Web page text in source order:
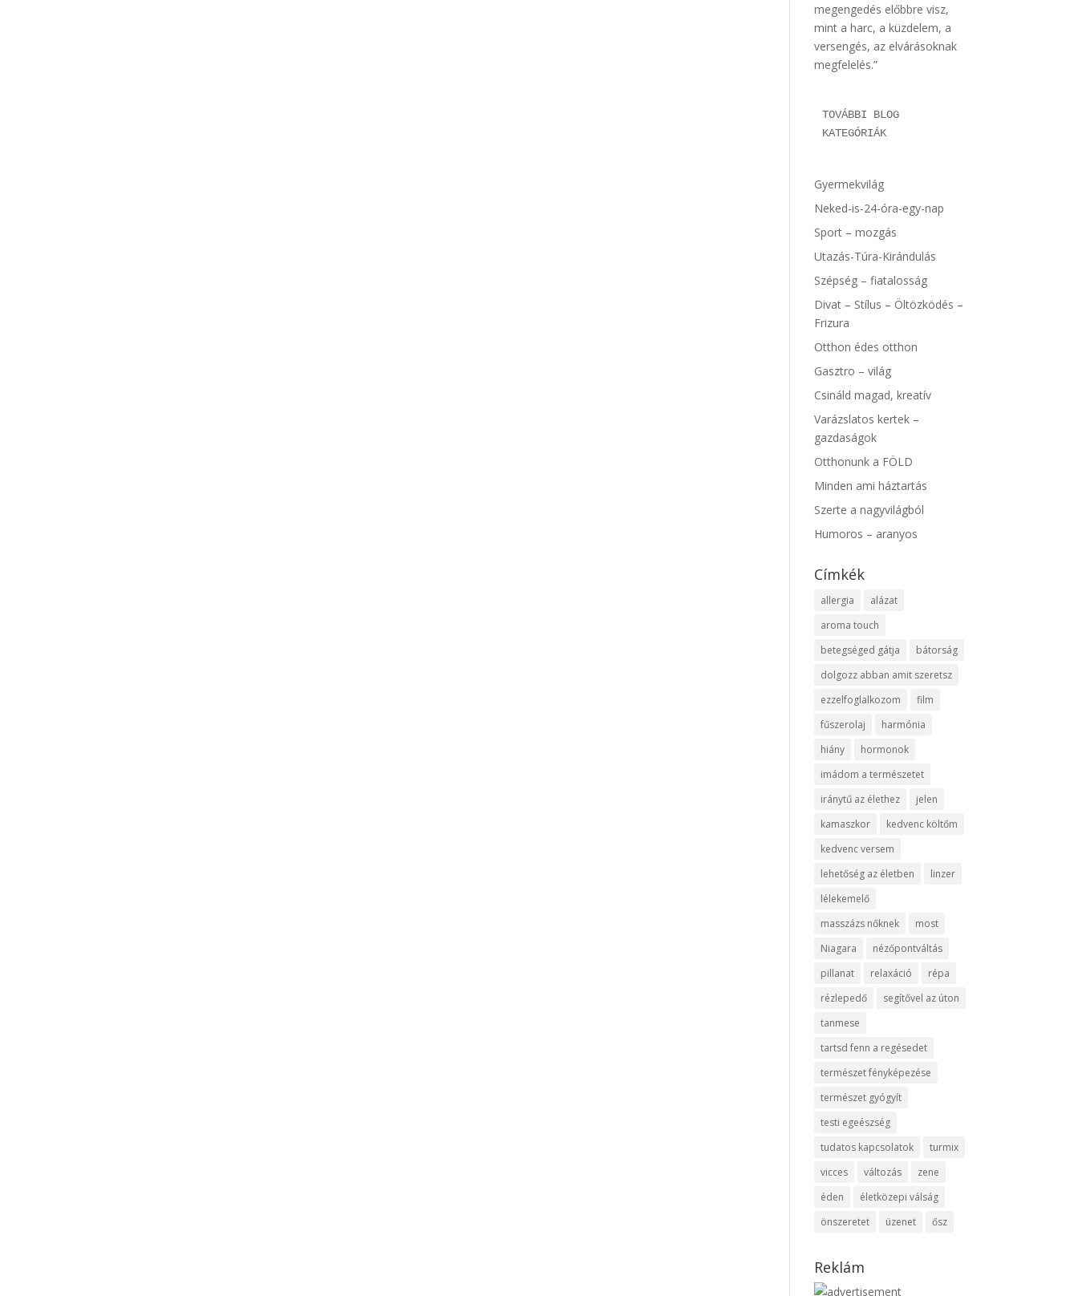
megengedés előbbre visz,
mint a harc, a küzdelem, a
versengés, az elvárásoknak
megfelelés.”
TOVÁBBI BLOG
KATEGÓRIÁK
Gyermekvilág
Neked-is-24-óra-egy-nap
Sport – mozgás
Utazás-Túra-Kirándulás
Szépség – fiatalosság
Divat – Stílus – Öltözködés –
Frizura
Otthon édes otthon
Gasztro – világ
Csináld magad, kreatív
Varázslatos kertek –
gazdaságok
Otthonunk a FÖLD
Minden ami háztartás
Szerte a nagyvilágból
Humoros – aranyos
Címkék
allergia
alázat
aroma touch
betegséged gátja
bátorság
dolgozz abban amit szeretsz
ezzelfoglalkozom
film
fűszerolaj
harmónia
hiány
hormonok
imádom a természetet
iránytű az élethez
jelen
kamaszkor
kedvenc költőm
kedvenc versem
lehetőség az életben
linzer
lélekemelő
masszázs nőknek
most
Niagara
nézőpontváltás
pillanat
relaxáció
répa
rézlepedő
segítővel az úton
tanmese
tartsd fenn a regésedet
természet fényképezése
természet gyógyít
testi egeészség
tudatos kapcsolatok
turmix
vicces
változás
zene
éden
életközepi válság
önszeretet
üzenet ősz
Reklám